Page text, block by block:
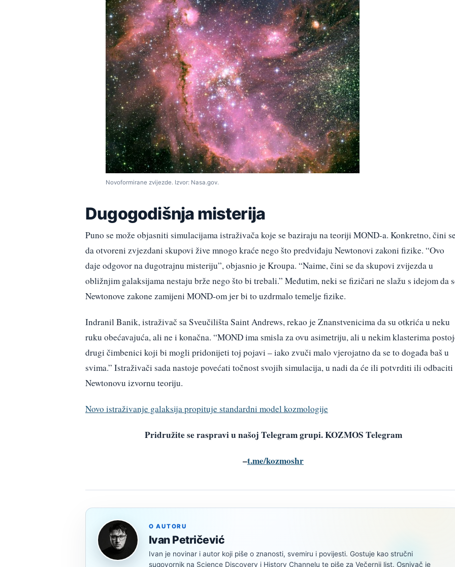
Novoformirane zvijezde. Izvor: Nasa.gov.
Dugogodišnja misterija
Puno se može objasniti simulacijama istraživača koje se baziraju na teoriji MOND-a. Konkretno, čini
da otvoreni zvjezdani skupovi žive mnogo kraće nego što predviđaju Newtonovi zakoni fizike. “Ovo
daje odgovor na dugotrajnu misteriju”, objasnio je Kroupa. “Naime, čini se da skupovi zvijezda u
obližnjim galaksijama nestaju brže nego što bi trebali.” Međutim, neki se fizičari ne slažu s idejom da
Newtonove zakone zamijeni MOND-om jer bi to uzdrmalo temelje fizike.
Indranil Banik, istraživač sa Sveučilišta Saint Andrews, rekao je Znanstvenicima da su otkrića u neku
ruku obećavajuća, ali ne i konačna. “MOND ima smisla za ovu asimetriju, ali u nekim klasterima
drugi čimbenici koji bi mogli pridonijeti toj pojavi – iako zvuči malo vjerojatno da se to događa baš u
svima.” Istraživači sada nastoje povećati točnost svojih simulacija, u nadi da će ili potvrditi ili odbaciti
Newtonovu izvornu teoriju.
Novo istraživanje galaksija propituje standardni model kozmologije
Pridružite se raspravi u našoj Telegram grupi. KOZMOS Telegram
–t.me/kozmoshr
O AUTORU
Ivan Petričević
Ivan je novinar i autor koji piše o znanosti, svemiru i povijesti. Gostuje kao stručni
sugovornik na Science Discovery i History Channelu te piše za Večernji list. Osnivač je